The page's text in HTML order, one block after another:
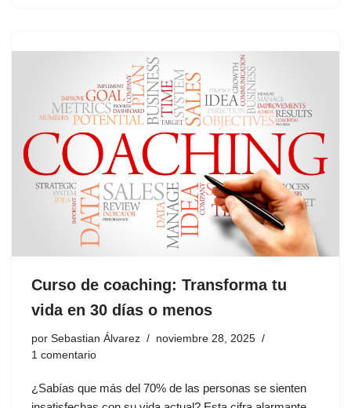
Curso de coaching: Transforma tu
vida en 30 días o menos
por Sebastian Álvarez
noviembre 28, 2025
1 comentario
¿Sabías que más del 70% de las personas se sienten